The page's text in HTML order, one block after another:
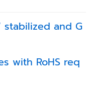
and G
with RoHS req